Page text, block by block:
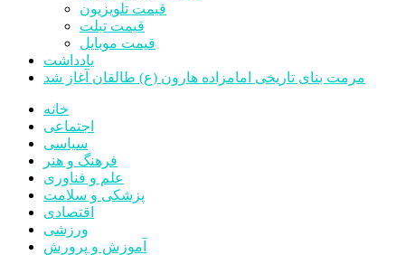
قیمت تلویزیون
قیمت تبلت
قیمت موبایل
یادداشت
مرمت بنای تاریخی امامزاده هارون (ع) طالقان آغاز شد
خانه
اجتماعی
سیاسی
فرهنگ و هنر
علم و فناوری
پزشکی و سلامت
اقتصادی
ورزشی
آموزش و پرورش